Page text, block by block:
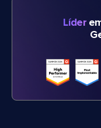
Líder